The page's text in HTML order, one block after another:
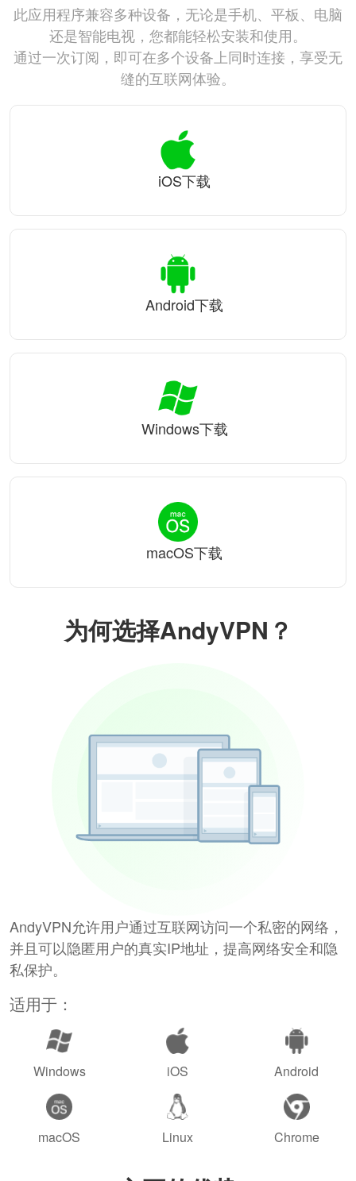
为何选择AndyVPN？
AndyVPN允许用户通过互联网访问一个私密的网络，
并且可以隐匿用户的真实IP地址，提高网络安全和隐
私保护。
适用于：
Windows iOS Android
macOS Linux Chrome
此应用程序兼容多种设备，无论是手机、平板、电脑
还是智能电视，您都能轻松安装和使用。
通过一次订阅，即可在多个设备上同时连接，享受无
缝的互联网体验。
iOS下载
Android下载
Windows下载
macOS下载